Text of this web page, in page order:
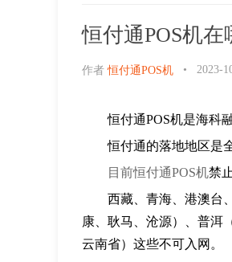
恒付通POS机
作者恒付通POS机 • 2023-
恒付通POS机是海科
恒付通的落地地区是
目前恒付通POS机禁
西藏、青海、港澳台
康、耿马、沧源）、普洱
云南省）这些不可入网。